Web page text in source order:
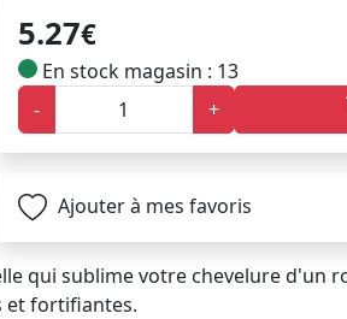
5.27€
En stock magasin : 13
-
+
Ajouter à mes favoris
qui sublime votre chevelure d'un
et fortifiantes.